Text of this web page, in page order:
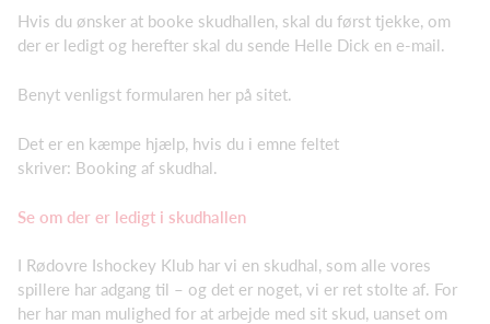
Hvis du ønsker at booke skudhallen, skal du først tjekke, om
der er ledigt og herefter skal du sende Helle Dick en e-mail.
Benyt venligst formularen her på sitet.
Det er en kæmpe hjælp, hvis du i emne feltet
skriver: Booking af skudhal.
Se om der er ledigt i skudhallen
I Rødovre Ishockey Klub har vi en skudhal, som alle vores
spillere har adgang til – og det er noget, vi er ret stolte af. For
her har man mulighed for at arbejde med sit skud, uanset om